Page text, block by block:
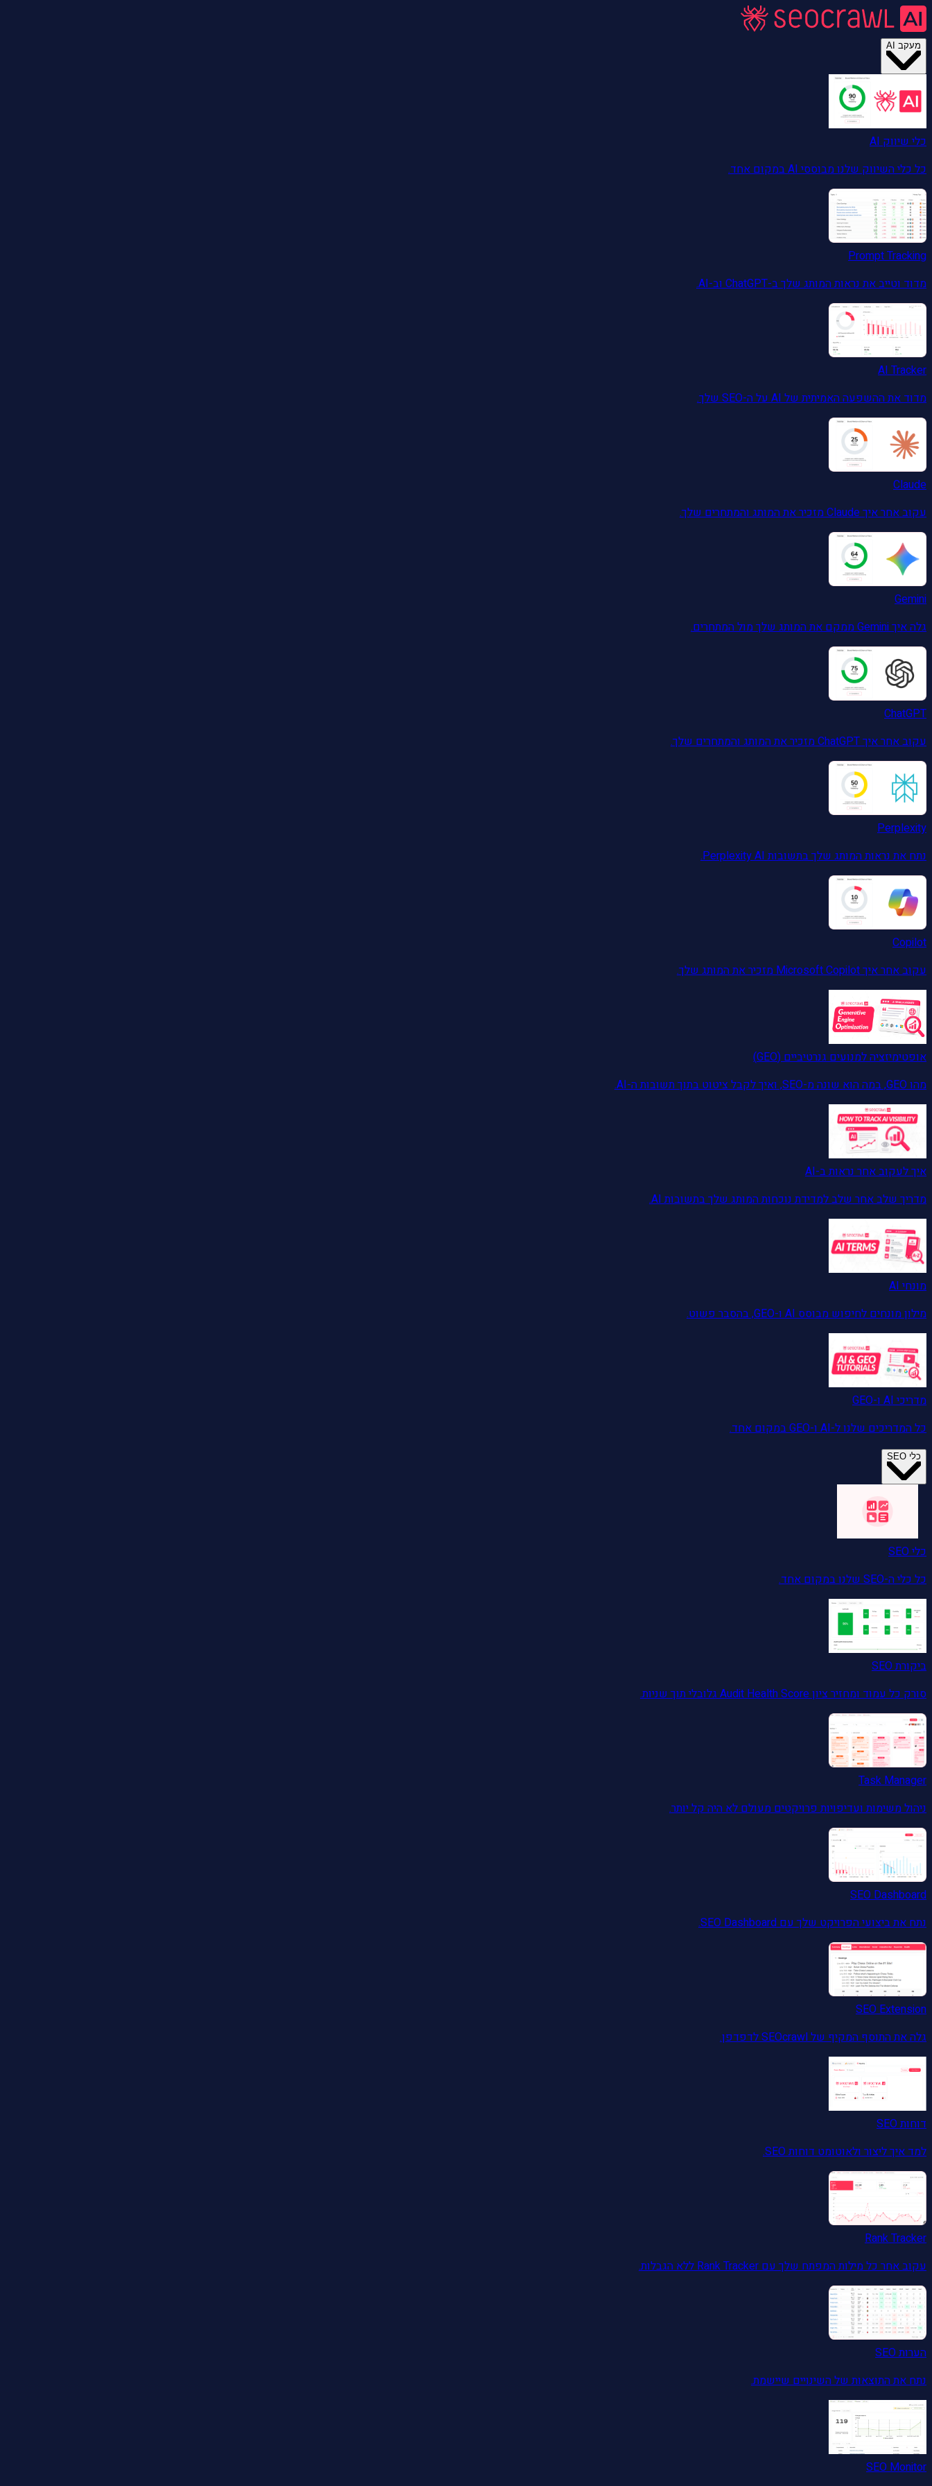
מעקב AI
כלי שיווק AI
כל כלי השיווק שלנו מבוססי AI במקום אחד.
Prompt Tracking
מדוד וטייב את נראות המותג שלך ב-ChatGPT וב-AI.
AI Tracker
מדוד את ההשפעה האמיתית של AI על ה-SEO שלך.
Claude
עקוב אחר איך Claude מזכיר את המותג והמתחרים שלך.
Gemini
גלה איך Gemini ממקם את המותג שלך מול המתחרים.
ChatGPT
עקוב אחר איך ChatGPT מזכיר את המותג והמתחרים שלך.
Perplexity
נתח את נראות המותג שלך בתשובות Perplexity AI.
Copilot
עקוב אחר איך Microsoft Copilot מזכיר את המותג שלך.
אופטימיזציה למנועים גנרטיביים (GEO)
מהו GEO, במה הוא שונה מ-SEO, ואיך לקבל ציטוט בתוך תשובות ה-AI.
איך לעקוב אחר נראות ב-AI
מדריך שלב אחר שלב למדידת נוכחות המותג שלך בתשובות AI.
מונחי AI
מילון מונחים לחיפוש מבוסס AI ו-GEO, בהסבר פשוט.
מדריכי AI ו-GEO
כל המדריכים שלנו ל-AI ו-GEO במקום אחד.
כלי SEO
כלי SEO
כל כלי ה-SEO שלנו במקום אחד.
ביקורת SEO
סורק כל עמוד ומחזיר ציון Audit Health Score גלובלי תוך שניות.
Task Manager
ניהול משימות ועדיפויות פרויקטים מעולם לא היה קל יותר.
SEO Dashboard
נתח את ביצועי הפרויקט שלך עם SEO Dashboard.
SEO Extension
גלה את התוסף המקיף של SEOcrawl לדפדפן.
דוחות SEO
למד איך ליצור ולאוטומט דוחות SEO.
Rank Tracker
עקוב אחר כל מילות המפתח שלך עם Rank Tracker ללא הגבלות.
הערות SEO
נתח את התוצאות של השינויים שיישמת.
SEO Monitor